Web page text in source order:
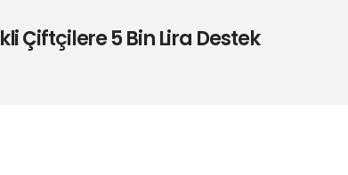
Çiftçilere 5 Bin Lira Destek